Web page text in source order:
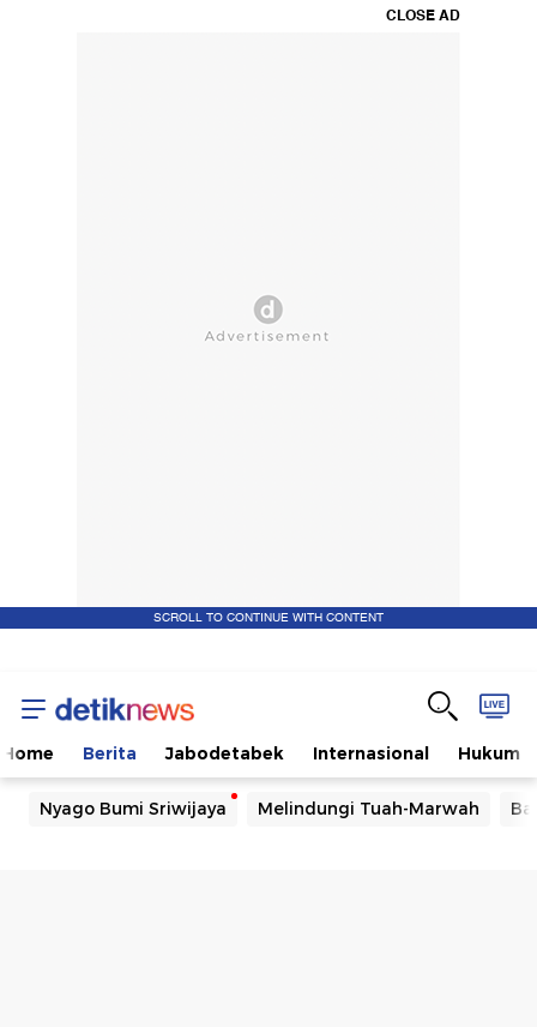
CLOSE AD
SCROLL TO CONTINUE WITH CONTENT
Home Berita Jabodetabek Internasional Hukum
Nyago Bumi Sriwijaya Melindungi Tuah-Marwah